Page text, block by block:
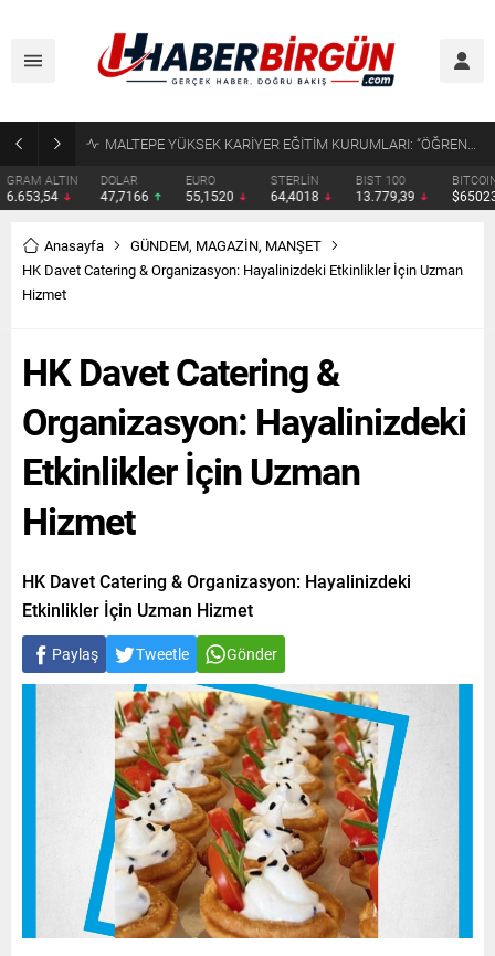
ÇOCUK KORUMA KANUNU’NDA YENİ DÜZENLEME YASALAŞTI
DOLAR
47,7166
EURO
55,1520
STERLİN
64,4018
BIST 100
13.779,39
BITCOIN
$65023
Anasayfa GÜNDEM, MAGAZİN, MANŞET
HK Davet Catering & Organizasyon: Hayalinizdeki Etkinlikler İçin Uzman
Hizmet
HK Davet Catering &
Organizasyon: Hayalinizdeki
Etkinlikler İçin Uzman
Hizmet
HK Davet Catering & Organizasyon: Hayalinizdeki
Etkinlikler İçin Uzman Hizmet
Paylaş Tweetle Gönder